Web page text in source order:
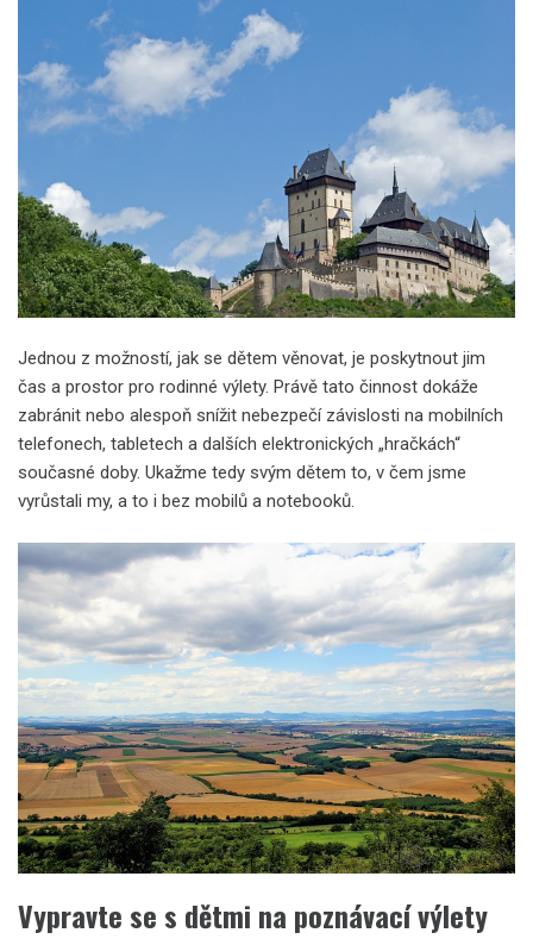
Jednou z možností, jak se dětem věnovat, je poskytnout jim
čas a prostor pro rodinné výlety. Právě tato činnost dokáže
zabránit nebo alespoň snížit nebezpečí závislosti na mobilních
telefonech, tabletech a dalších elektronických „hračkách“
současné doby. Ukažme tedy svým dětem to, v čem jsme
vyrůstali my, a to i bez mobilů a notebooků.
Vypravte se s dětmi na poznávací výlety